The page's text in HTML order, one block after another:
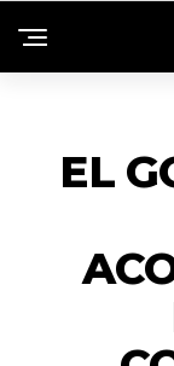
EL